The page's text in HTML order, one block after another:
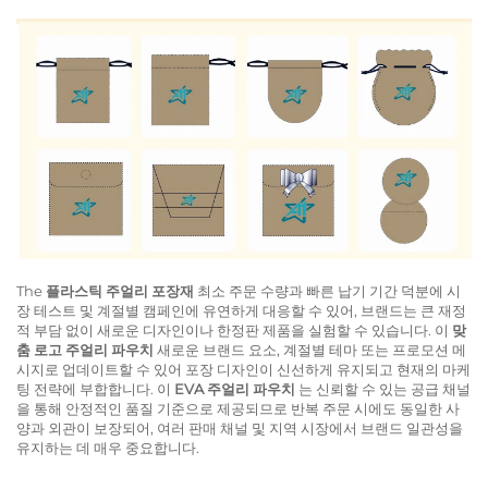
The 플라스틱 주얼리 포장재 최소 주문 수량과 빠른 납기 기간 덕분에 시
장 테스트 및 계절별 캠페인에 유연하게 대응할 수 있어, 브랜드는 큰 재정
적 부담 없이 새로운 디자인이나 한정판 제품을 실험할 수 있습니다. 이 맞
춤 로고 주얼리 파우치 새로운 브랜드 요소, 계절별 테마 또는 프로모션 메
시지로 업데이트할 수 있어 포장 디자인이 신선하게 유지되고 현재의 마케
팅 전략에 부합합니다. 이 EVA 주얼리 파우치 는 신뢰할 수 있는 공급 채널
을 통해 안정적인 품질 기준으로 제공되므로 반복 주문 시에도 동일한 사
양과 외관이 보장되어, 여러 판매 채널 및 지역 시장에서 브랜드 일관성을
유지하는 데 매우 중요합니다.